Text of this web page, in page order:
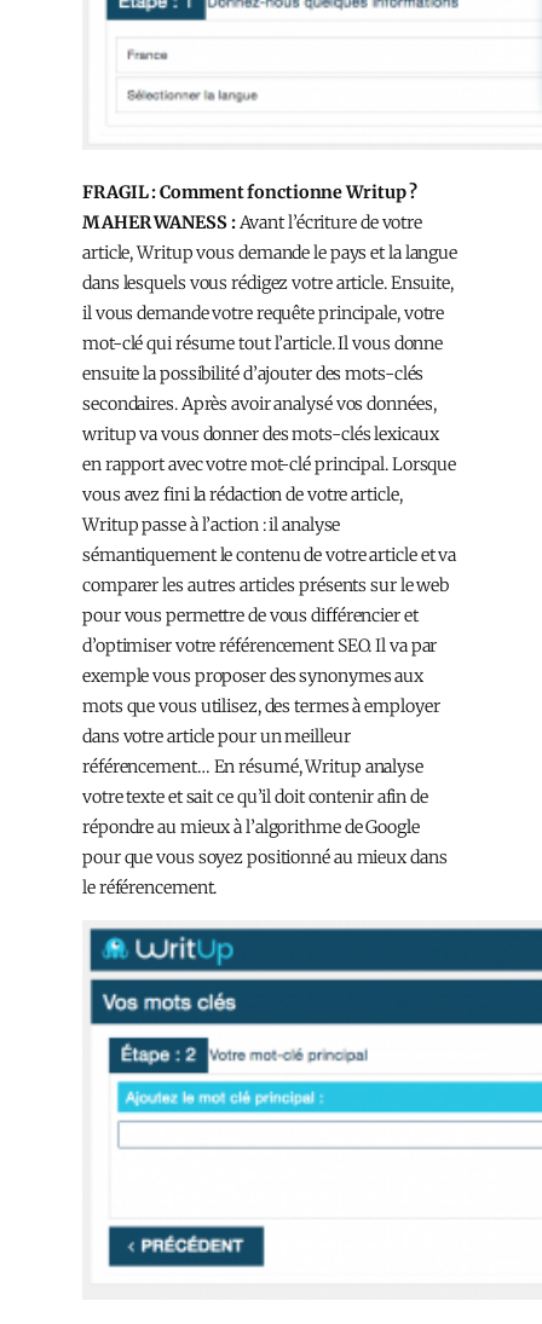
FRAGIL : Comment fonctionne Writup ?
MAHER WANESS :Avant l’écriture de votre
article, Writup vous demande le pays et la langue
dans lesquels vous rédigez votre article. Ensuite,
il vous demande votre requête principale, votre
mot-clé qui résume tout l’article. Il vous donne
ensuite la possibilité d’ajouter des mots-clés
secondaires. Après avoir analysé vos données,
writup va vous donner des mots-clés lexicaux
en rapport avec votre mot-clé principal. Lorsque
vous avez fini la rédaction de votre article,
Writup passe à l’action : il analyse
sémantiquement le contenu de votre article et va
comparer les autres articles présents sur le web
pour vous permettre de vous différencier et
d’optimiser votre référencement SEO. Il va par
exemple vous proposer des synonymes aux
mots que vous utilisez, des termes à employer
dans votre article pour un meilleur
référencement… En résumé, Writup analyse
votre texte et sait ce qu’il doit contenir afin de
répondre au mieux à l’algorithme de Google
pour que vous soyez positionné au mieux dans
le référencement.